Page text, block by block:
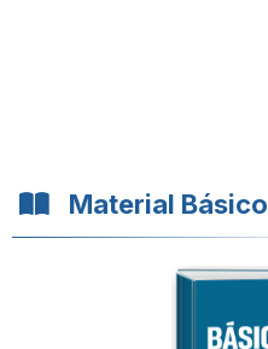
Material